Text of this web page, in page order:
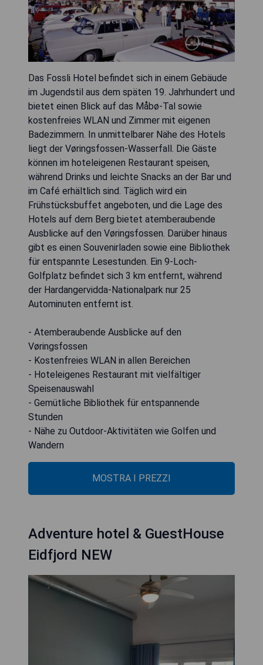
Das Fossli Hotel befindet sich in einem Gebäude
im Jugendstil aus dem späten 19. Jahrhundert und
bietet einen Blick auf das Måbø-Tal sowie
kostenfreies WLAN und Zimmer mit eigenen
Badezimmern. In unmittelbarer Nähe des Hotels
liegt der Vøringsfossen-Wasserfall. Die Gäste
können im hoteleigenen Restaurant speisen,
während Drinks und leichte Snacks an der Bar und
im Café erhältlich sind. Täglich wird ein
Frühstücksbuffet angeboten, und die Lage des
Hotels auf dem Berg bietet atemberaubende
Ausblicke auf den Vøringsfossen. Darüber hinaus
gibt es einen Souvenirladen sowie eine Bibliothek
für entspannte Lesestunden. Ein 9-Loch-
Golfplatz befindet sich 3 km entfernt, während
der Hardangervidda-Nationalpark nur 25
Autominuten entfernt ist.
- Atemberaubende Ausblicke auf den
Vøringsfossen
- Kostenfreies WLAN in allen Bereichen
- Hoteleigenes Restaurant mit vielfältiger
Speisenauswahl
- Gemütliche Bibliothek für entspannende
Stunden
- Nähe zu Outdoor-Aktivitäten wie Golfen und
Wandern
MOSTRA I PREZZI
Adventure hotel & GuestHouse
Eidfjord NEW